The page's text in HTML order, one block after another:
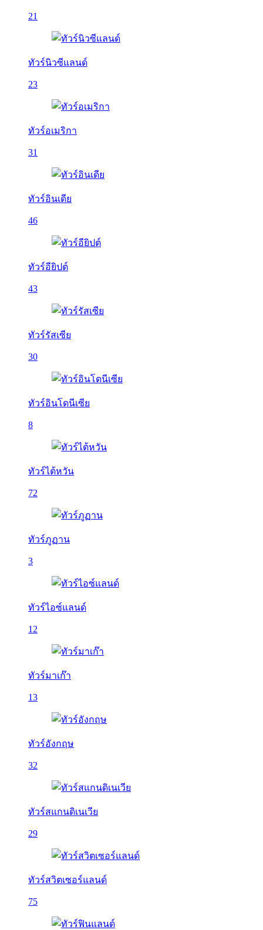
21
ทัวร์นิวซีแลนด์
23
ทัวร์อเมริกา
31
ทัวร์อินเดีย
46
ทัวร์อียิปต์
43
ทัวร์รัสเซีย
30
ทัวร์อินโดนีเซีย
8
ทัวร์ไต้หวัน
72
ทัวร์ภูฏาน
3
ทัวร์ไอซ์แลนด์
12
ทัวร์มาเก๊า
13
ทัวร์อังกฤษ
32
ทัวร์สแกนดิเนเวีย
29
ทัวร์สวิตเซอร์แลนด์
75